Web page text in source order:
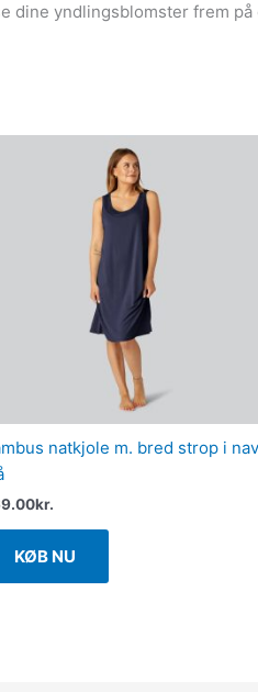
dine yndlingsblomster frem
natkjole m. bred strop i
kr.
KØB NU